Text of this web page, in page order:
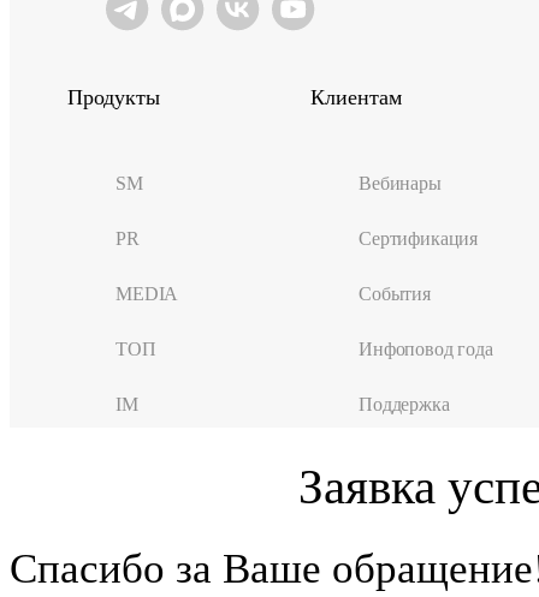
Продукты
SM
PR
MEDIA
ТОП
IM
Клиентам
Вебинары
Сертификация
События
Инфоповод года
Поддержка
Заявка
Cпасибо за Ваше